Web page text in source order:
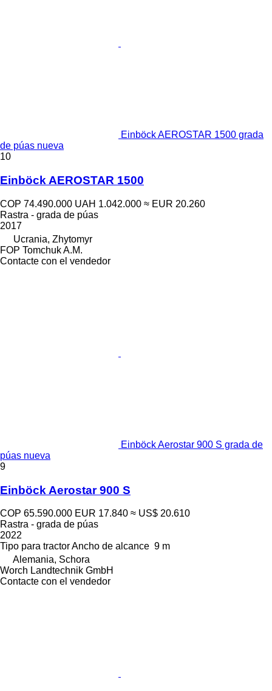
Einböck AEROSTAR 1500 grada
de púas nueva
10
Einböck AEROSTAR 1500
COP 74.490.000 UAH 1.042.000 ≈ EUR 20.260
Rastra - grada de púas
2017
Ucrania, Zhytomyr
FOP Tomchuk A.M.
Contacte con el vendedor
Einböck Aerostar 900 S grada de
púas nueva
9
Einböck Aerostar 900 S
COP 65.590.000 EUR 17.840 ≈ US$ 20.610
Rastra - grada de púas
2022
Tipo para tractorAncho de alcance 9 m
Alemania, Schora
Worch Landtechnik GmbH
Contacte con el vendedor